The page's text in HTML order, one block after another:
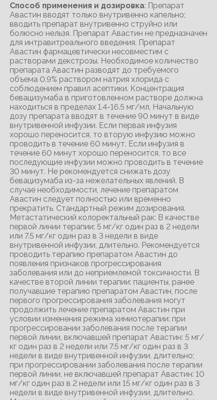
Способ применения и дозировка: Препарат
Авастин вводят только внутривенно капельно;
вводить препарат внутривенно струйно или
болюсно нельзя. Препарат Авастин не предназначен
для интравитреального введения. Препарат
Авастин фармацевтически несовместим с
растворами декстрозы. Необходимое количество
препарата Авастин разводят до требуемого
объема 0.9% раствором натрия хлорида с
соблюдением правил асептики. Концентрация
бевацизумаба в приготовленном растворе должна
находиться в пределах 1.4-16.5 мг/мл. Начальную
дозу препарата вводят в течение 90 минут в виде
внутривенной инфузии. Если первая инфузия
хорошо переносится, то вторую инфузию можно
проводить в течение 60 минут. Если инфузия в
течение 60 минут хорошо переносится, то все
последующие инфузии можно проводить в течение
30 минут. Не рекомендуется снижать дозу
бевацизумаба из-за нежелательных явлений. В
случае необходимости, лечение препаратом
Авастин следует полностью или временно
прекратить. Стандартный режим дозирования.
Метастатический колоректальный рак: В качестве
первой линии терапии: 5 мг/кг один раз в 2 недели
или 7.5 мг/кг один раз в 3 недели в виде
внутривенной инфузии, длительно. Рекомендуется
проводить терапию препаратом Авастин до
появления признаков прогрессирования
заболевания или до неприемлемой токсичности. В
качестве второй линии терапии: пациенты, ранее
получавшие терапию препаратом Авастин, после
первого прогрессирования заболевания могут
продолжить лечение препаратом Авастин при
условии изменения режима химиотерапии: при
прогрессировании заболевания после терапии
первой линии, включавшей препарат Авастин: 5 мг/
кг один раз в 2 недели или 7.5 мг/кг один раз в 3
недели в виде внутривенной инфузии, длительно;
при прогрессировании заболевания после терапии
первой линии, не включавшей препарат Авастин: 10
мг/кг один раз в 2 недели или 15 мг/кг один раз в 3
недели в виде внутривенной инфузии, длительно.